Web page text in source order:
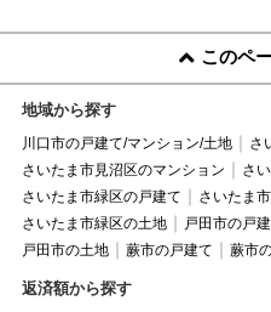
このペ
地域から探す
川口市の戸建て/マンション/土地
さ
さいたま市見沼区のマンション
さ
さいたま市緑区の戸建て
さいたま
さいたま市緑区の土地
戸田市の戸
戸田市の土地
蕨市の戸建て 蕨市
返済額から探す